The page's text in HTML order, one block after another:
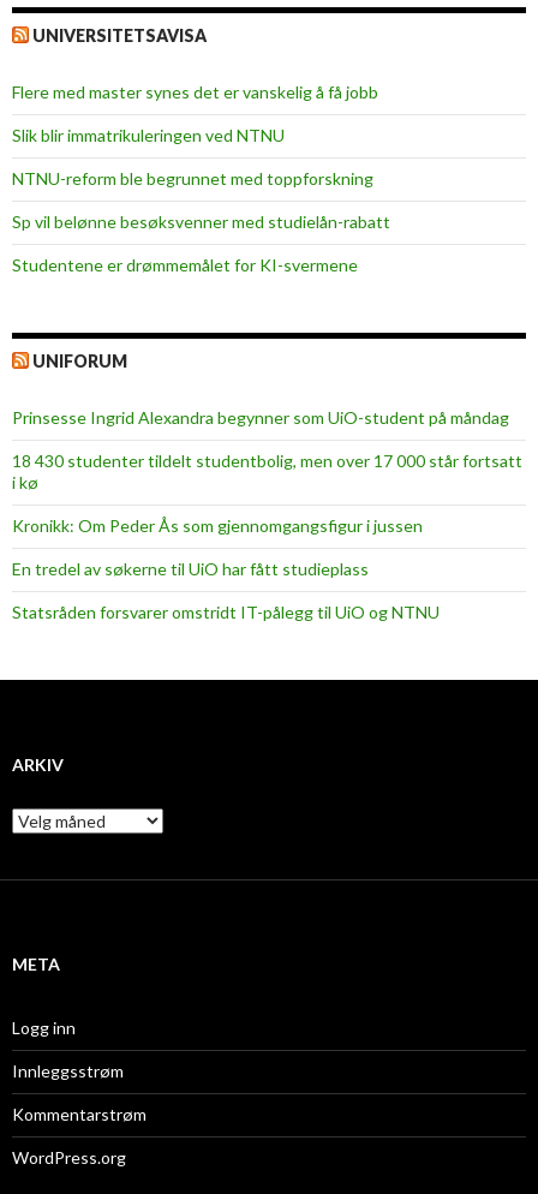
UNIVERSITETSAVISA
Flere med master synes det er vanskelig å få jobb
Slik blir immatrikuleringen ved NTNU
NTNU-reform ble begrunnet med toppforskning
Sp vil belønne besøksvenner med studielån-rabatt
Studentene er drømmemålet for KI-svermene
UNIFORUM
Prinsesse Ingrid Alexandra begynner som UiO-student på måndag
18 430 studenter tildelt studentbolig, men over 17 000 står fortsatt
i kø
Kronikk: Om Peder Ås som gjennomgangsfigur i jussen
En tredel av søkerne til UiO har fått studieplass
Statsråden forsvarer omstridt IT-pålegg til UiO og NTNU
ARKIV
A
r
i
META
Logg inn
Innleggsstrøm
Kommentarstrøm
WordPress.org